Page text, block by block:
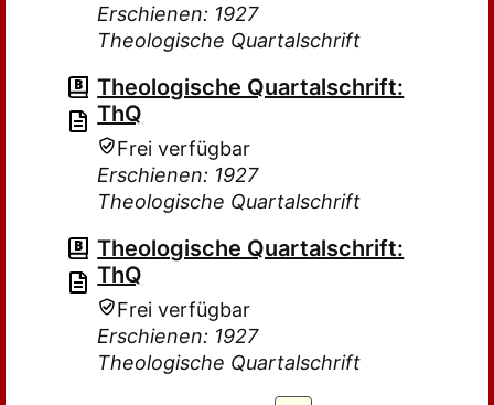
Erschienen: 1927
Theologische Quartalschrift
Theologische Quartalschrift:
ThQ
Frei verfügbar
Erschienen: 1927
Theologische Quartalschrift
Theologische Quartalschrift:
ThQ
Frei verfügbar
Erschienen: 1927
Theologische Quartalschrift